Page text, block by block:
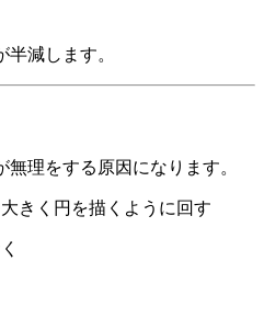
減します。
理をする原因になります。
きく円を描くように回す